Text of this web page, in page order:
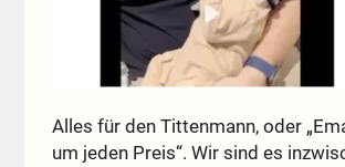
Alles für den Tittenmann, oder
um jeden Preis“. Wir sind es